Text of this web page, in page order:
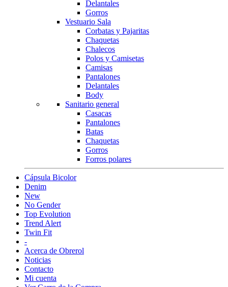
Delantales
Gorros
Vestuario Sala
Corbatas y Pajaritas
Chaquetas
Chalecos
Polos y Camisetas
Camisas
Pantalones
Delantales
Body
Sanitario general
Casacas
Pantalones
Batas
Chaquetas
Gorros
Forros polares
Cápsula Bicolor
Denim
New
No Gender
Top Evolution
Trend Alert
Twin Fit
-
Acerca de Obrerol
Noticias
Contacto
Mi cuenta